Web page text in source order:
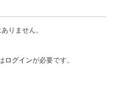
りません。
ログインが必要です。